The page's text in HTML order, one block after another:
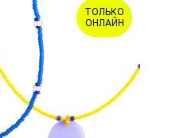
ТОЛЬКО
ОНЛАЙН